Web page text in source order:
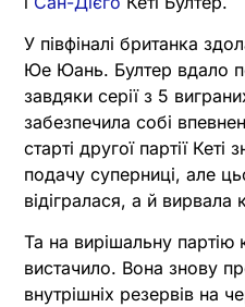
У півфіналі британка
Юе Юань. Бултер вдало
завдяки серії з 5
забезпечила собі
старті другої партії Кеті
подачу суперниці, але
відігралася, а й вирвала
Та на вирішальну партію
вистачило. Вона знову
внутрішніх резервів на